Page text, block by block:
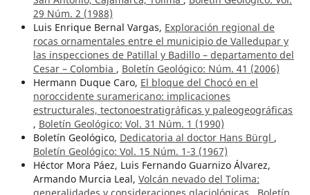
29 Núm. 2 (1988)
Luis Enrique Bernal Vargas, Exploración regional de
rocas ornamentales entre el municipio de Valledupar y
las inspecciones de Patillal y Badillo – departamento del
Cesar – Colombia , Boletín Geológico: Núm. 41 (2006)
Hermann Duque Caro, El bloque del Chocó en el
noroccidente suramericano: implicaciones
estructurales, tectonoestratigráficas y paleogeográficas
, Boletín Geológico: Vol. 31 Núm. 1 (1990)
Boletín Geológico, Dedicatoria al doctor Hans Bürgl ,
Boletín Geológico: Vol. 15 Núm. 1-3 (1967)
Héctor Mora Páez, Luis Fernando Guarnizo Álvarez,
Armando Murcia Leal, Volcán nevado del Tolima: